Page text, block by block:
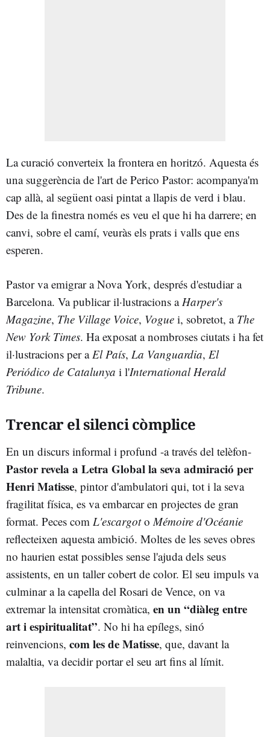
La curació converteix la frontera en horitzó. Aquesta és
una suggerència de l'art de Perico Pastor: acompanya'm
cap allà, al següent oasi pintat a llapis de verd i blau.
Des de la finestra només es veu el que hi ha darrere; en
canvi, sobre el camí, veuràs els prats i valls que ens
esperen.
Pastor va emigrar a Nova York, després d'estudiar a
Barcelona. Va publicar il·lustracions a Harper's
Magazine, The Village Voice, Vogue i, sobretot, a The
New York Times. Ha exposat a nombroses ciutats i ha fet
il·lustracions per a El País, La Vanguardia, El
Periódico de Catalunya i l'International Herald
Tribune.
Trencar el silenci còmplice
En un discurs informal i profund -a través del telèfon-
Pastor revela a Letra Global la seva admiració per
Henri Matisse, pintor d'ambulatori qui, tot i la seva
fragilitat física, es va embarcar en projectes de gran
format. Peces com L'escargoto Mémoire d'Océanie
reflecteixen aquesta ambició. Moltes de les seves obres
no haurien estat possibles sense l'ajuda dels seus
assistents, en un taller cobert de color. El seu impuls va
culminar a la capella del Rosari de Vence, on va
extremar la intensitat cromàtica, en un “diàleg entre
art i espiritualitat”. No hi ha epílegs, sinó
reinvencions, com les de Matisse, que, davant la
malaltia, va decidir portar el seu art fins al límit.